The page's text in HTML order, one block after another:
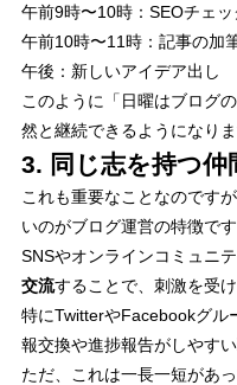
午前9時〜10時：SEOチェ
午前10時〜11時：記事の加
午後：新しいアイデア出し
このように「日曜はブログ
然と継続できるようになりま
3. 同じ志を持つ仲
これも重要なことなのです
いのがブログ運営の特徴です
SNSやオンラインコミュニテ
交流することで、刺激を受
特にTwitterやFacebookグル
報交換や進捗報告がしやすい
ただ、これは一長一短があ